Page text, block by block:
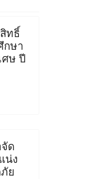
ทธิ์
กษา
ศษ ปี
ด
น่ง
ย